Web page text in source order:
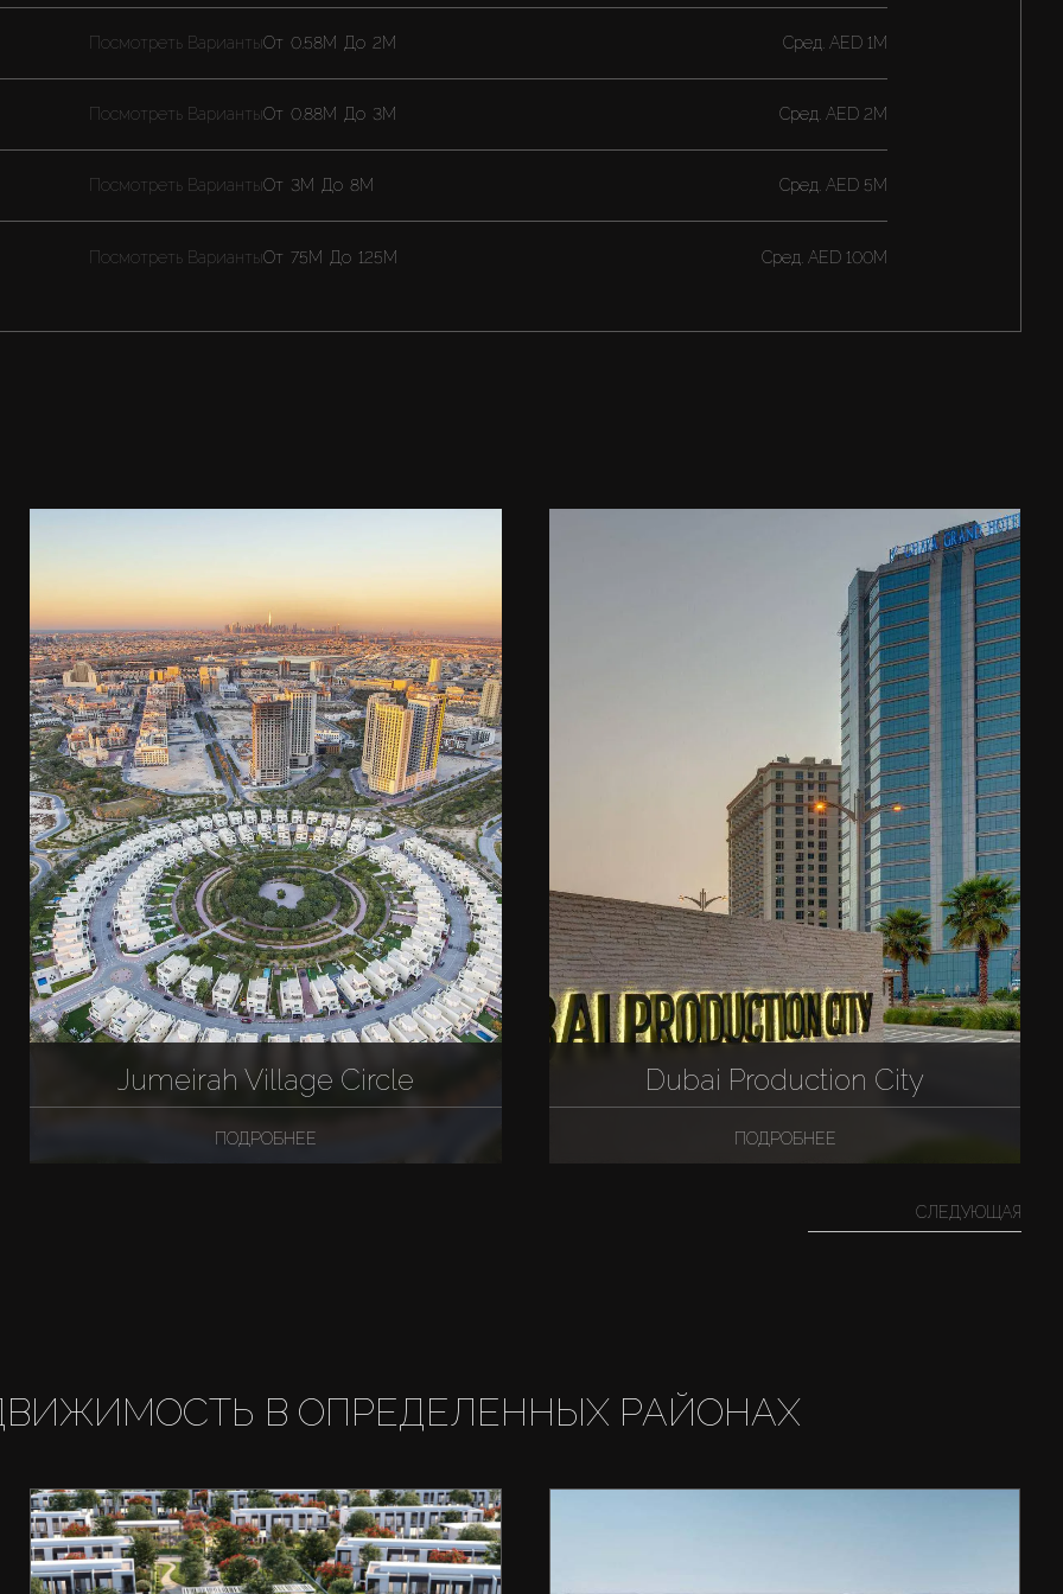
Посмотреть Варианты
Посмотреть Варианты
Посмотреть Варианты
Посмотреть Варианты
От 0.58M До 2M Cред.AED 1M
От 0.88M До 3M Cред.AED 2M
От 3M До 8M Cред.AED 5M
От 75M До 125M Cред. AED 100M
Jumeirah Village Circle
ПОДРОБНЕЕ
Dubai Production City
ПОДРОБНЕЕ
СЛЕДУЮЩАЯ
В ОПРЕДЕЛЕННЫХ РАЙОНАХ